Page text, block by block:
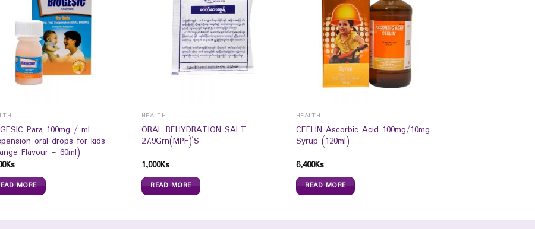
Para 100mg / ml
oral drops for kids
Flavour – 60ml)
Ks
MORE
HEALTH
ORAL REHYDRATION SALT
27.9Grn(MPF)`S
1,000Ks
READ MORE
HEALTH
CEELIN Ascorbic Acid 100mg/10mg
Syrup (120ml)
6,400Ks
READ MORE